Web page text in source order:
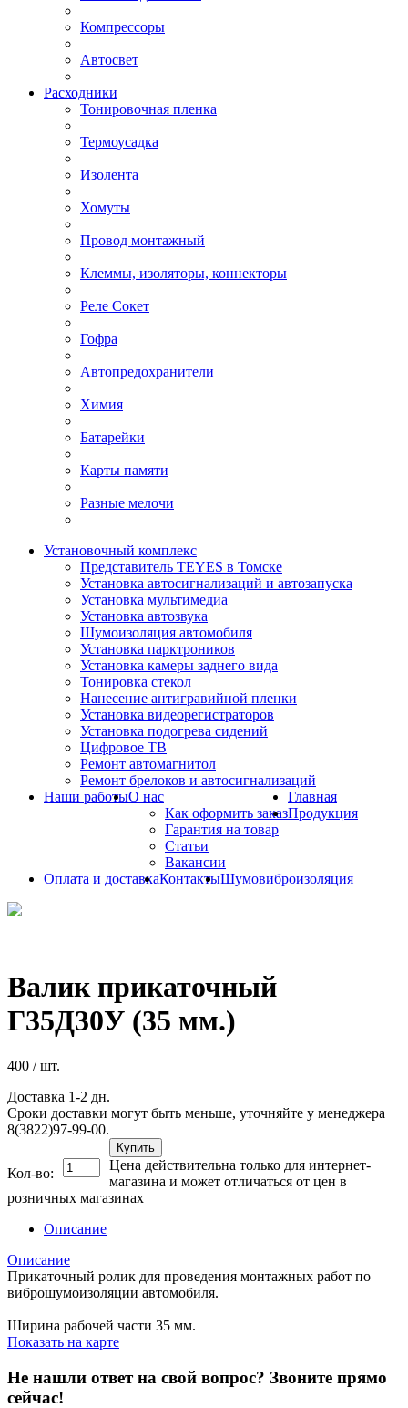
Компрессоры
Автосвет
Расходники
Тонировочная пленка
Термоусадка
Изолента
Хомуты
Провод монтажный
Клеммы, изоляторы, коннекторы
Реле Сокет
Гофра
Автопредохранители
Химия
Батарейки
Карты памяти
Разные мелочи
Установочный комплекс
Представитель TEYES в Томске
Установка автосигнализаций и автозапуска
Установка мультимедиа
Установка автозвука
Шумоизоляция автомобиля
Установка парктроников
Установка камеры заднего вида
Тонировка стекол
Нанесение антигравийной пленки
Установка видеорегистраторов
Установка подогрева сидений
Цифровое ТВ
Ремонт автомагнитол
Ремонт брелоков и автосигнализаций
Наши работыО нас
Как оформить заказ
Гарантия на товар
Статьи
Вакансии
Оплата и доставкаКонтакты
Главная
Продукция
Шумовиброизоляция
Валик прикаточный
Г35Д30У (35 мм.)
400 / шт.
Доставка 1-2 дн.
Сроки доставки могут быть меньше, уточняйте у менеджера
8(3822)97-99-00.
Кол-во:
Купить
Цена действительна только для интернет-
магазина и может отличаться от цен в
розничных магазинах
Описание
Описание
Прикаточный ролик для проведения монтажных работ по
виброшумоизоляции автомобиля.
Ширина рабочей части 35 мм.
Показать на карте
Не нашли ответ на свой вопрос? Звоните прямо
сейчас!